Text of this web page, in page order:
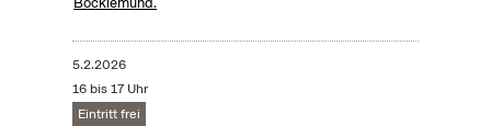
5.2.2026
16 bis 17 Uhr
Eintritt frei